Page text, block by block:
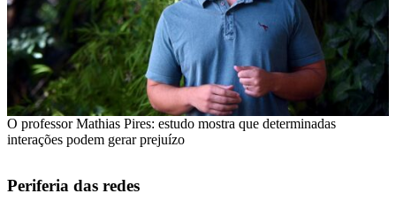
O professor Mathias Pires: estudo mostra que determinadas
interações podem gerar prejuízo
Periferia das redes